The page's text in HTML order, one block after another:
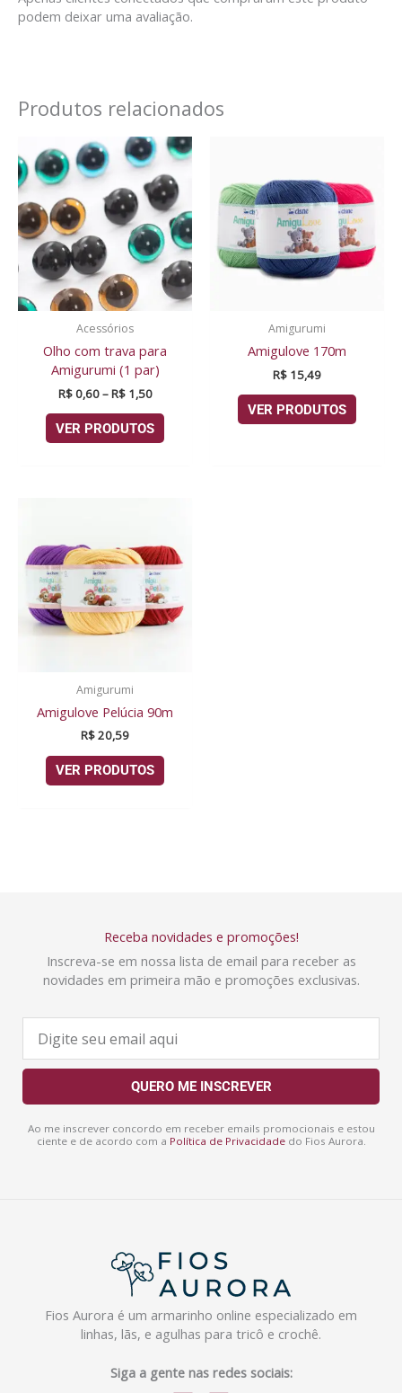
podem deixar uma avaliação.
Produtos relacionados
Acessórios
Olho com trava para
Amigurumi (1 par)
R$0,60–R$1,50
Faixa
de
preço:
R$ 0,60
através
R$ 1,50
VER PRODUTOS
Amigurumi
Amigulove 170m
R$ 15,49
VER PRODUTOS
Amigurumi
Amigulove Pelúcia 90m
R$20,59
VER PRODUTOS
Receba novidades e promoções!
Inscreva-se em nossa lista de email para receber as
novidades em primeira mão e promoções exclusivas.
m
i
QUERO ME INSCREVER
Ao me inscrever concordo em receber emails promocionais e estou
ciente e de acordo com a Política de Privacidadedo Fios Aurora.
Fios Aurora é um armarinho online especializado em
linhas, lãs, e agulhas para tricô e crochê.
Siga a gente nas redes sociais: